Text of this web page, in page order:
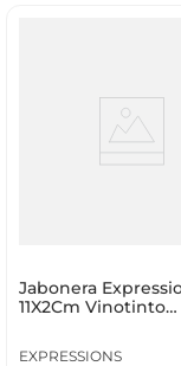
Jabonera
11X2Cm Vinotinto
EXPRESSIONS